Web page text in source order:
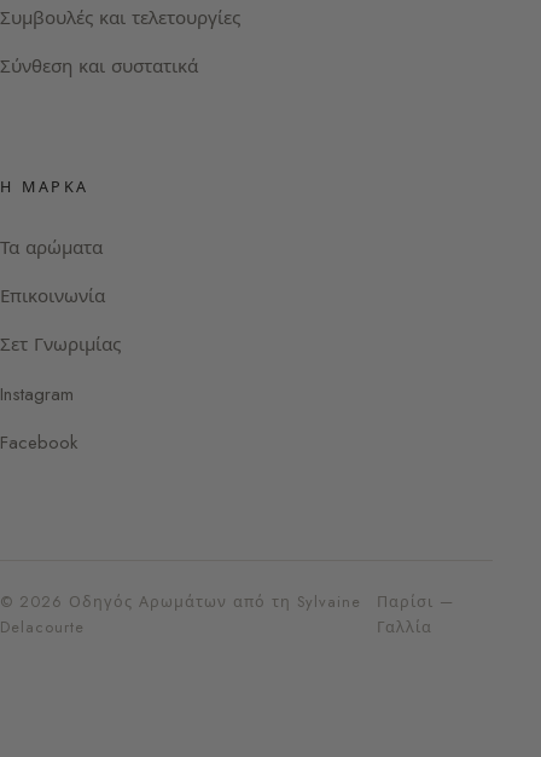
Συμβουλές και τελετουργίες
Σύνθεση και συστατικά
Η ΜΆΡΚΑ
Τα αρώματα
Επικοινωνία
Σετ Γνωριμίας
Instagram
Facebook
© 2026 Οδηγός Αρωμάτων από τη Sylvaine
Delacourte
Παρίσι —
Γαλλία